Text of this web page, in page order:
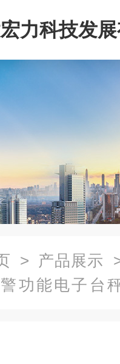
力科技发
> 产品展示
功能电子台